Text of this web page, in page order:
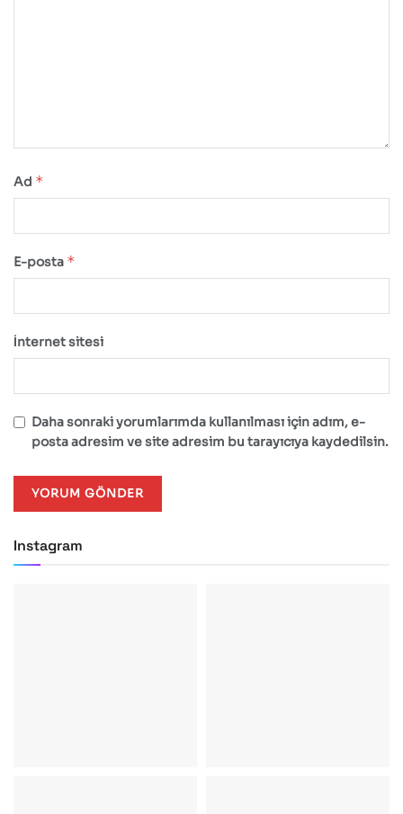
Ad *
E-posta *
İnternet sitesi
Daha sonraki yorumlarımda kullanılması için adım, e-
posta adresim ve site adresim bu tarayıcıya kaydedilsin.
Instagram